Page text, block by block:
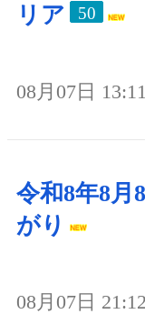
リア
50
08月07日 13:11
令和8年8月
がり
08月07日 21:12